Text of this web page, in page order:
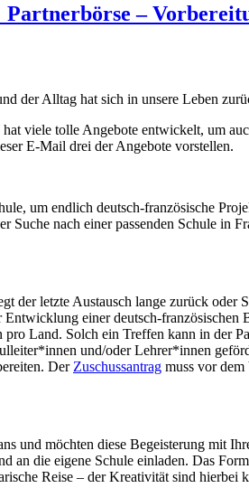
–
der Alltag hat sich in unsere Leben
hat viele tolle Angebote entwickelt, um
E-Mail drei der Angebote vorstellen.
um endlich deutsch-französische
Suche nach einer passenden Schule
der letzte Austausch lange zurück
Entwicklung einer deutsch-
pro Land. Solch ein Treffen kann in der
und/oder Lehrer*innen
Der Zuschussantrag muss vor
und möchten diese Begeisterung mit
an die eigene Schule einladen. Das
Reise – der Kreativität sind hierbei